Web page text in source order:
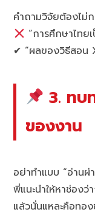
คำถามวิจัยต้องไม่
“การศึกษาไทย
✔ “ผลของวิธีสอน
3. ทบ
ของงาน
อย่าทำแบบ “อ่านผ่
พี่แนะนำให้หาช่องว่
แล้วนั่นแหละคือทอ